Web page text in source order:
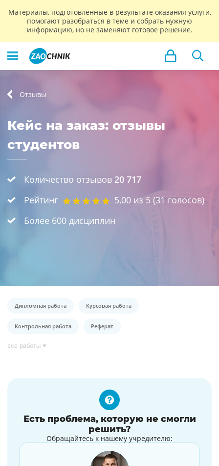
Материалы, подготовленные в результате оказания услуги,
помогают разобраться в теме и собрать нужную
информацию, но не заменяют готовое решение.
Отзывы
Кейс на заказ: отзывы
студентов
Количество отзывов 20 717
Рейтинг
5,00 из 5 (31голосов)
Более 600 дисциплин
Дипломная работа Курсовая работа
Контрольная работа Реферат
все работы
Есть проблема, которую не смогли
решить?
Обращайтесь к нашему учредителю: